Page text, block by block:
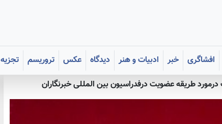
افشاگری خبر ادبیات و هنر دیدگاه عکس تروریسم تجزیه
طریقه عضویت درفدراسیون بین المللی خبرنگاران